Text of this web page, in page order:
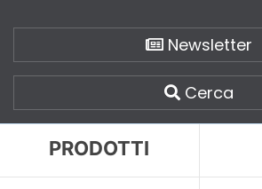
Newsletter
Cerca
PRODOTTI